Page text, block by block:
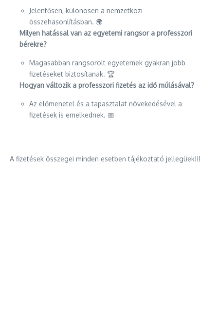
Jelentősen, különösen a nemzetközi
összehasonlításban. 🌍
Milyen hatással van az egyetemi rangsor a professzori
bérekre?
Magasabban rangsorolt egyetemek gyakran jobb
fizetéseket biztosítanak. 🏆
Hogyan változik a professzori fizetés az idő múlásával?
Az előmenetel és a tapasztalat növekedésével a
fizetések is emelkednek. 📅
A fizetések összegei minden esetben tájékoztató jellegüek!!!